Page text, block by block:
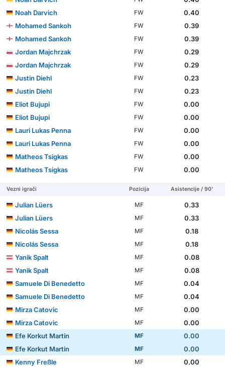
Noah Darvich
FW
0.40
Mohamed Sankoh
FW
0.39
Mohamed Sankoh
FW
0.39
Jordan Majchrzak
FW
0.29
Jordan Majchrzak
FW
0.29
Justin Diehl
FW
0.23
Justin Diehl
FW
0.23
Eliot Bujupi
FW
0.00
Eliot Bujupi
FW
0.00
Lauri Lukas Penna
FW
0.00
Lauri Lukas Penna
FW
0.00
Matheos Tsigkas
FW
0.00
Matheos Tsigkas
FW 0.00
Vezni igrači Pozicija Asistencije / 90'
Julian Lüers MF
0.33
Julian Lüers
MF
0.33
Nicolás Sessa
MF
0.18
Nicolás Sessa
MF
0.18
Yanik Spalt
MF
0.08
Yanik Spalt
MF
0.08
Samuele Di Benedetto
MF
0.04
Samuele Di Benedetto
MF
0.04
Mirza Catovic
MF
0.00
Mirza Catovic
MF
0.00
Efe Korkut Martin
MF
0.00
Efe Korkut Martin
MF
0.00
Kenny Freßle
MF
0.00